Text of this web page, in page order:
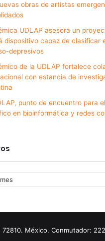
obras de artistas
UDLAP asesora un
dispositivo capaz de clasificar
depresivos
de la UDLAP fortalece
con estancia de
punto de encuentro para
en bioinformática y redes
México. Conmutador: